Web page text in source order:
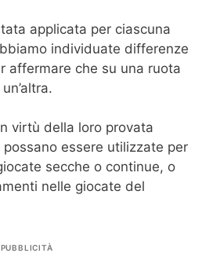
applicata per ciascuna
individuate differenze
affermare che su una ruota
virtù della loro provata
essere utilizzate per
secche o continue, o
nelle giocate del
PUBBLICITÀ